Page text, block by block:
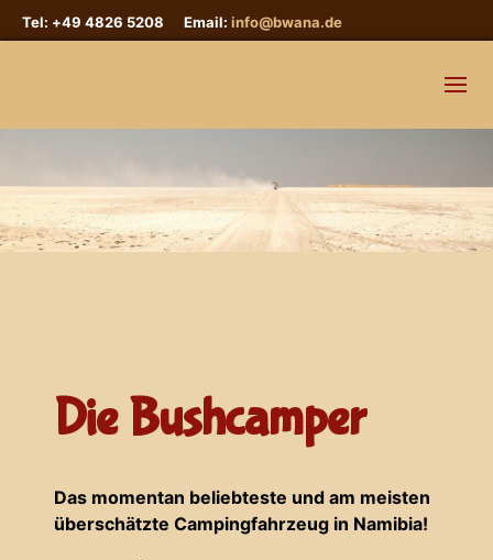
Tel: +49 4826 5208 Email: info@bwana.de
Die Bushcamper
Das momentan beliebteste und am meisten
überschätzte Campingfahrzeug in Namibia!